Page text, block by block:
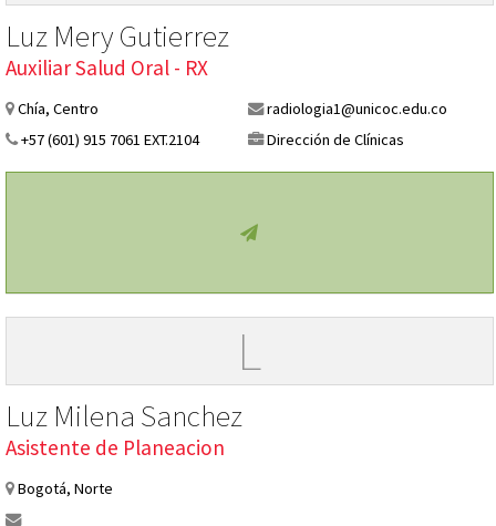
Luz Mery Gutierrez
Auxiliar Salud Oral - RX
Chía, Centro
radiologia1@unicoc.edu.co
+57 (601) 915 7061 EXT.2104
Dirección de Clínicas
L
Luz Milena Sanchez
Asistente de Planeacion
Bogotá, Norte